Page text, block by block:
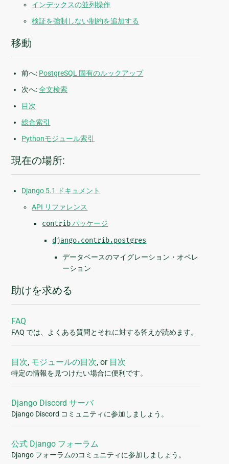
インデックスの並列操作
検証を強制しない制約を追加する
移動
前へ: PostgreSQL 固有のルックアップ
次へ:全文検索
目次
総合索引
Pythonモジュール索引
現在の場所:
Django 5.1 ドキュメント
API リファレンス
contribパッケージ
django.contrib.postgres
データベースのマイグレーション・オペレ
ーション
助けを求める
FAQ
FAQ では、よくある質問とそれに対する答えが読めます。
目次, モジュールの目次, or 目次
特定の情報を見つけたい場合に便利です。
Django Discord サーバ
Django Discord コミュニティに参加しましょう。
公式 Django フォーラム
Django フォーラムのコミュニティに参加しましょう。